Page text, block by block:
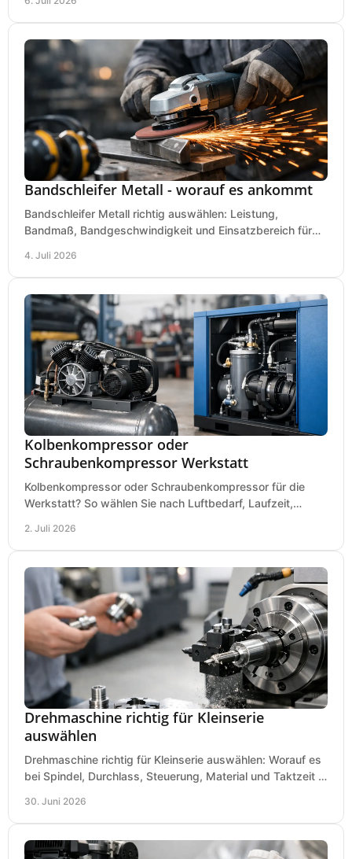
Bandschleifer Metall - worauf es ankommt
Bandschleifer Metall richtig auswählen: Leistung,
Bandmaß, Bandgeschwindigkeit und Einsatzbereich für
4. Juli 2026
Kolbenkompressor oder
Schraubenkompressor Werkstatt
Kolbenkompressor oder Schraubenkompressor für die
Werkstatt? So wählen Sie nach Luftbedarf, Laufzeit,
2. Juli 2026
Drehmaschine richtig für Kleinserie
auswählen
Drehmaschine richtig für Kleinserie auswählen: Worauf es
bei Spindel, Durchlass, Steuerung, Material und Taktzeit in
30. Juni 2026